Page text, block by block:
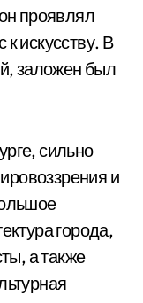
проявлял
искусству. В
заложен был
сильно
и
города,
а также